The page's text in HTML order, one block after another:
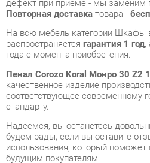
Пенал Corozo Koral Монро 30 Z2
качественное изделие
соответствующее современному
стандарту.
Надеемся, вы останетесь
использования, который поможет
будущим покупателям.
Кроме формы
e-mail, телефону в Екатеринбурге
Telegram и WhatsApp.
Шкафы в ванную также можно